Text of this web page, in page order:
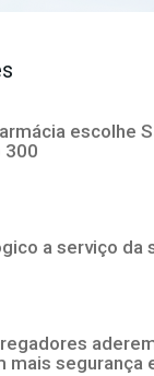
escolhe
300
a serviço da
mais segurança